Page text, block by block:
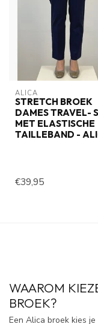
ALICA
STRETCH BROEK
DAMES TRAVEL-
MET ELASTISCHE
TAILLEBAND -
€39,95
WAAROM
BROEK?
Een Alica broek kies